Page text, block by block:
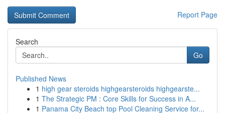
Report Page
Search
Go
Published News
1 high gear steroids highgearsteroids highgearste...
1 The Strategic PM : Core Skills for Success in A...
1 Panama City Beach top Pool Cleaning Service for...